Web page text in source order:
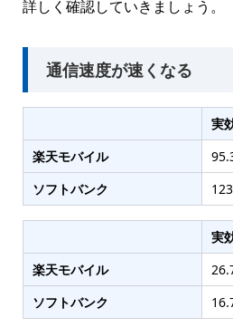
詳しく確認していきましょう。
通信速度が速くなる
実
楽天モバイル
ソフトバンク
実
楽天モバイル
ソフトバンク